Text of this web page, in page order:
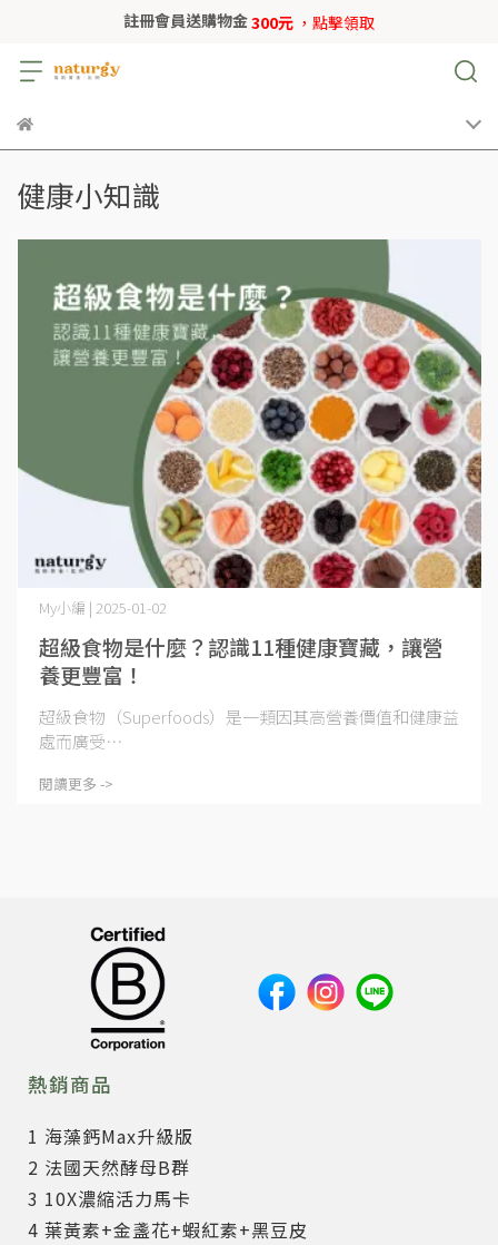
註冊會員送購物金300元 ，點擊領取
健康小知識
超級食物是什麼？認識11種健康寶藏，讓營
養更豐富！
My小編 | 2025-01-02
超級食物（Superfoods）是一類因其高營養價值和健康益
處而廣受⋯
閱讀更多 ->
熱銷商品
1 海藻鈣Max升級版
2 法國天然酵母B群
3 10X濃縮活力馬卡
4 葉黃素+金盞花+蝦紅素+黑豆皮